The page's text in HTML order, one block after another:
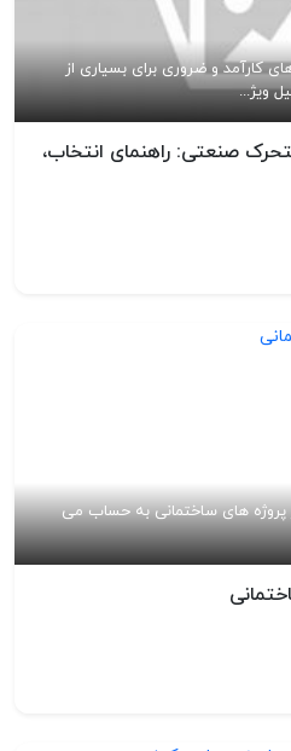
کارآمد و ضروری برای بسیاری از
ویژ...
صنعتی: راهنمای انتخاب،
پروژه های ساختمانی به حساب می